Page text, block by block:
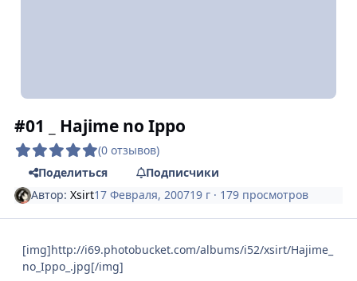
#01 _ Hajime no Ippo
(0 отзывов)
Поделиться
Подписчики
Автор:Xsirt17 Февраля, 200719 г · 179 просмотров
[img]http://i69.photobucket.com/albums/i52/xsirt/Hajime_
no_Ippo_.jpg[/img]